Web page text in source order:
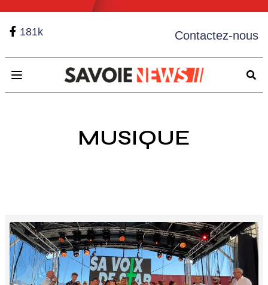
181k Contactez-nous
Open main menu
MUSIQUE